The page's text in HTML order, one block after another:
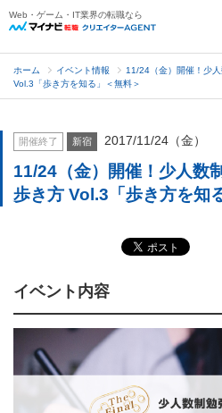
Web・ゲーム・IT業界の転職なら
ホーム イベント情報
11/24（金）開催！少
Vol.3「歩き方を知る」＜無料＞
開催終了 新宿 2017/11/24（金）
11/24（金）開催！少人数
歩き方 Vol.3「歩き方を知
イベント内容